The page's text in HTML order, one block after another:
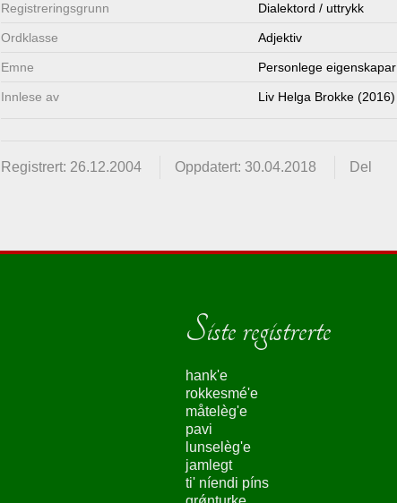
Registrerings­grunn Dialektord / uttrykk
Ordklasse Adjektiv
Emne Personlege eigenskapar
Innlese av Liv Helga Brokke (2016)
Registrert: 26.12.2004 Oppdatert: 30.04.2018 Del
Siste registrerte
hank'e
rokkesmé'e
måtelèg'e
pavi
lunselèg'e
jamlegt
ti' níendi píns